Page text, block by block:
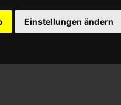
Einstellungen ändern